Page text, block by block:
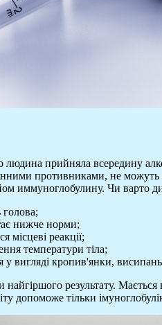
прийняла всередину
противниками, не можуть
иммуноглобулину. Чи варто
нижче норми;
місцеві реакції;
температури тіла;
у вигляді кропив'янки,
результату.
допоможе тільки